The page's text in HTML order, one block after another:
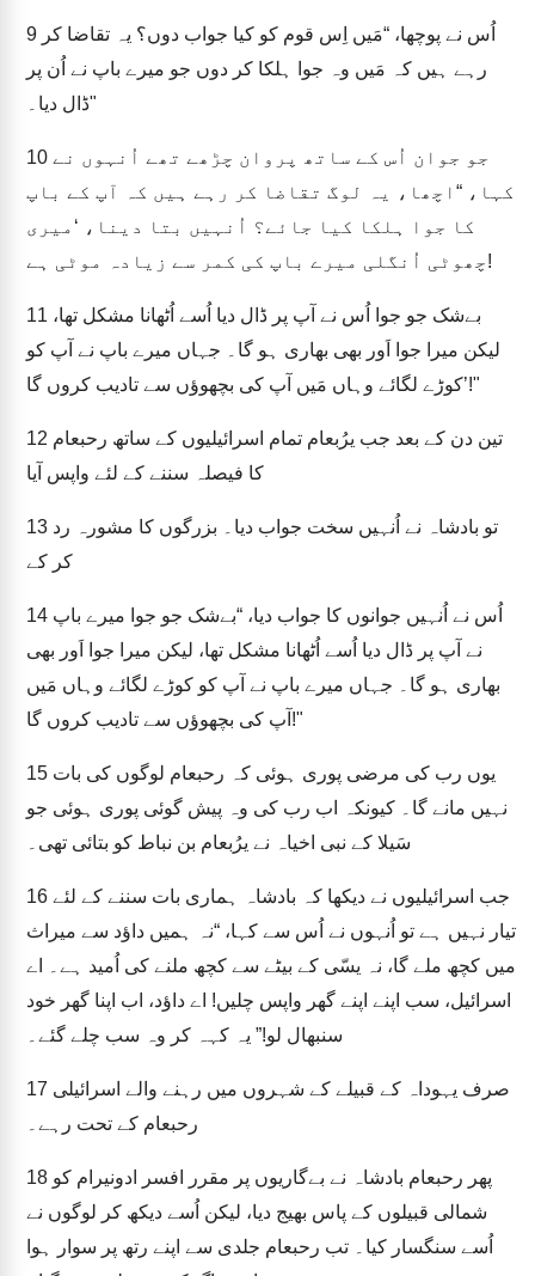
9
رہے ہیں کہ مَیں وہ جوا ہلکا کر دوں جو میرے باپ نے اُن پر
ڈال دیا۔"
10
کہا، “اچھا، یہ لوگ تقاضا کر رہے ہیں کہ آپ کے باپ
کا جوا ہلکا کیا جائے؟ اُنہیں بتا دینا، ‘میری
چھوٹی اُنگلی میرے باپ کی کمر سے زیادہ موٹی ہے!
11
لیکن میرا جوا اَور بھی بھاری ہو گا۔ جہاں میرے باپ نے آپ کو
کوڑے لگائے وہاں مَیں آپ کی بچھوؤں سے تادیب کروں گا’!"
12
کا فیصلہ سننے کے لئے واپس آیا
13
کر کے
14
نے آپ پر ڈال دیا اُسے اُٹھانا مشکل تھا، لیکن میرا جوا اَور بھی
بھاری ہو گا۔ جہاں میرے باپ نے آپ کو کوڑے لگائے وہاں مَیں
آپ کی بچھوؤں سے تادیب کروں گا!"
15
نہیں مانے گا۔ کیونکہ اب رب کی وہ پیش گوئی پوری ہوئی جو
سَیلا کے نبی اخیاہ نے یرُبعام بن نباط کو بتائی تھی۔
16
تیار نہیں ہے تو اُنہوں نے اُس سے کہا، “نہ ہمیں داؤد سے میراث
میں کچھ ملے گا، نہ یسّی کے بیٹے سے کچھ ملنے کی اُمید ہے۔ اے
اسرائیل، سب اپنے اپنے گھر واپس چلیں! اے داؤد، اب اپنا گھر خود
سنبھال لو!” یہ کہہ کر وہ سب چلے گئے۔
17
رحبعام کے تحت رہے۔
18
شمالی قبیلوں کے پاس بھیج دیا، لیکن اُسے دیکھ کر لوگوں نے
اُسے سنگسار کیا۔ تب رحبعام جلدی سے اپنے رتھ پر سوار ہوا